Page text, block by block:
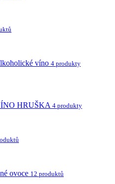
víno 4 produkty
HRUŠKA 4 produkty
ovoce 12 produktů